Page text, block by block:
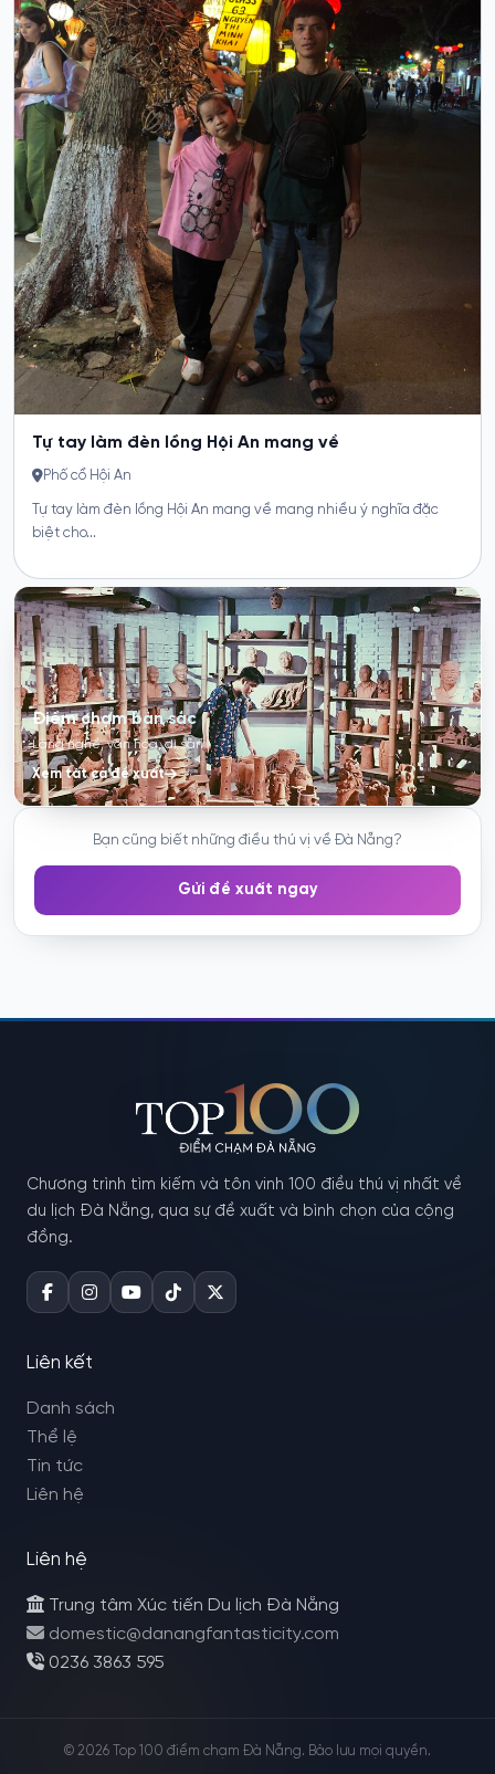
Điểm chạm bản sắc
Làng nghề, văn hóa, di sản
Xem tất cả đề xuất
Bạn cũng biết những điều thú vị về Đà Nẵng?
Gửi đề xuất ngay
Chương trình tìm kiếm và tôn vinh 100 điều thú vị nhất về
du lịch Đà Nẵng, qua sự đề xuất và bình chọn của cộng
đồng.
Liên kết
Danh sách
Thể lệ
Tin tức
Liên hệ
Liên hệ
Trung tâm Xúc tiến Du lịch Đà Nẵng
domestic@danangfantasticity.com
0236 3863 595
© 2026 Top 100 điểm chạm Đà Nẵng. Bảo lưu mọi quyền.